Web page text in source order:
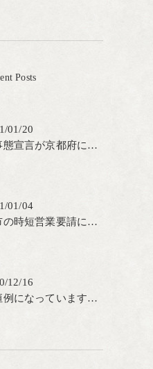
Posts
01/20
緊急事態宣言が京都府にも発出され当店も要請に従って20時完全閉店という形で営業なるべく短期間での要請解除へ一致団結です
01/04
京都市の時短営業要請に従ってしばらくの間20時までの営業とさせていただいております。寒い時期には温かいお蕎麦がおすすめ
12/16
毎年恒例になっています冬の名物、牡蠣天丼が販売開始です、広島県産の大粒牡蠣を使用し天ぷらならではのカリと衣クリーミーな味わいをどうぞ